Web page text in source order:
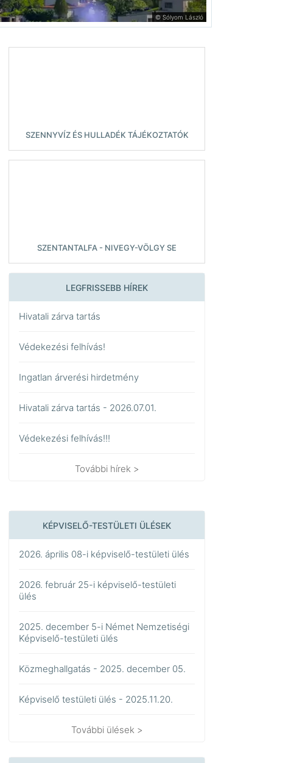
© Sólyom László
SZENNYVÍZ ÉS HULLADÉK TÁJÉKOZTATÓK
SZENTANTALFA - NIVEGY-VÖLGY SE
LEGFRISSEBB HÍREK
Hivatali zárva tartás
Védekezési felhívás!
Ingatlan árverési hirdetmény
Hivatali zárva tartás - 2026.07.01.
Védekezési felhívás!!!
További hírek >
KÉPVISELŐ-TESTÜLETI ÜLÉSEK
2026. április 08-i képviselő-testületi ülés
2026. február 25-i képviselő-testületi
ülés
2025. december 5-i Német Nemzetiségi
Képviselő-testületi ülés
Közmeghallgatás - 2025. december 05.
Képviselő testületi ülés - 2025.11.20.
További ülések >